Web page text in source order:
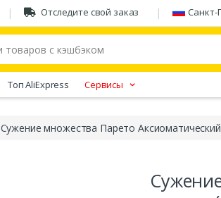
Отследите свой заказ Санкт-
Tоп AliExpress Сервисы
Сужение множества Парето